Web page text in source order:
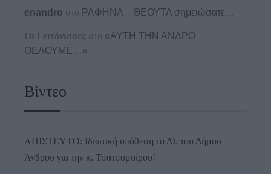
enandro στο ΡΑΦΗΝΑ – ΘΕΟΥΤΑ σημειώσατε…
Οι Γειτόνισσες στο «ΑΥΤΗ ΤΗΝ ΑΝΔΡΟ
ΘΕΛΟΥΜΕ…»
Βίντεο
ΑΠΙΣΤΕΥΤΟ: Ιδιωτική υπόθεση το ΔΣ του Δήμου
Άνδρου για την κ. Τσατσομοίρου!